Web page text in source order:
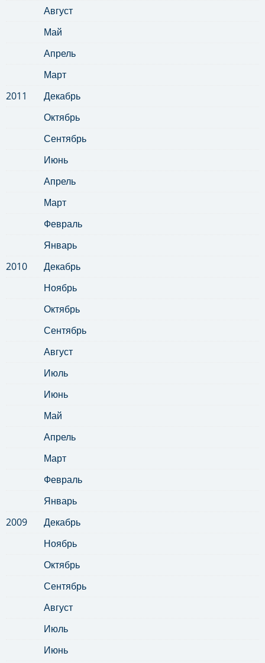
Август
Май
Апрель
Март
2011
Декабрь
Октябрь
Сентябрь
Июнь
Апрель
Март
Февраль
Январь
2010
Декабрь
Ноябрь
Октябрь
Сентябрь
Август
Июль
Июнь
Май
Апрель
Март
Февраль
Январь
2009
Декабрь
Ноябрь
Октябрь
Сентябрь
Август
Июль
Июнь